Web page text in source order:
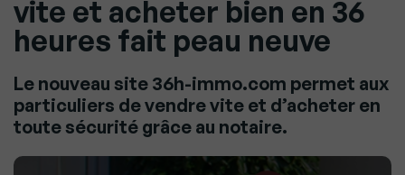
vite et acheter bien en 36
heures fait peau neuve
Le nouveau site 36h-immo.com permet aux
particuliers de vendre vite et d’acheter en
toute sécurité grâce au notaire.